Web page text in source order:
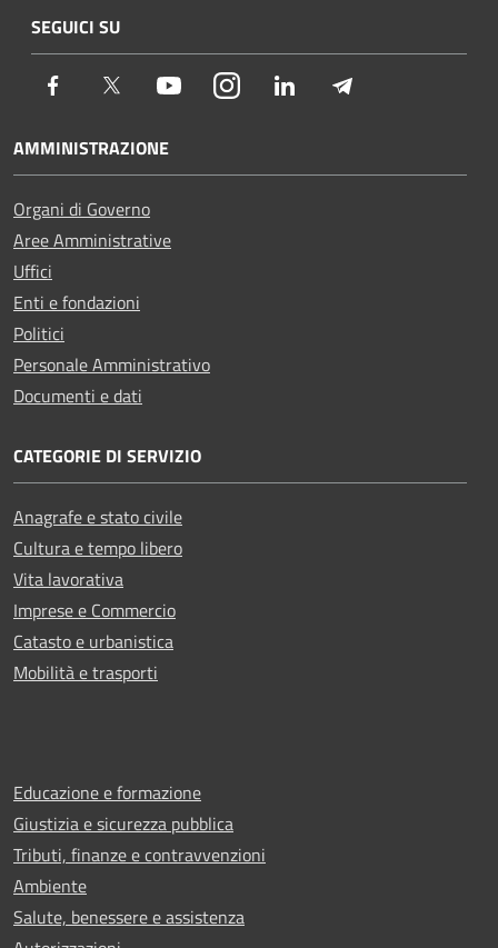
SEGUICI SU
Facebook Twitter YoutubeInstagramLinkedIn
AMMINISTRAZIONE
Organi di Governo
Aree Amministrative
Uffici
Enti e fondazioni
Politici
Personale Amministrativo
Documenti e dati
CATEGORIE DI SERVIZIO
Anagrafe e stato civile
Cultura e tempo libero
Vita lavorativa
Imprese e Commercio
Catasto e urbanistica
Mobilità e trasporti
Educazione e formazione
Giustizia e sicurezza pubblica
Tributi, finanze e contravvenzioni
Ambiente
Salute, benessere e assistenza